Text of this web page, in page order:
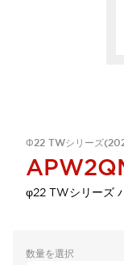
Φ22 TWシリーズ
φ22 TWシリーズ
数量を選択